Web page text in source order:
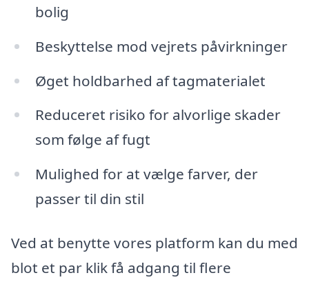
bolig
Beskyttelse mod vejrets påvirkninger
Øget holdbarhed af tagmaterialet
Reduceret risiko for alvorlige skader
som følge af fugt
Mulighed for at vælge farver, der
passer til din stil
Ved at benytte vores platform kan du med
blot et par klik få adgang til flere